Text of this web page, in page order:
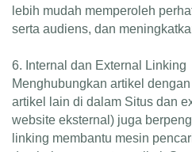
lebih mudah memperoleh
serta audiens, dan
6. Internal dan External Linking
Menghubungkan artikel
artikel lain di dalam Situs dan
website eksternal) juga
linking membantu mesin